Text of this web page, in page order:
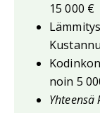
15 000 €
noin 5